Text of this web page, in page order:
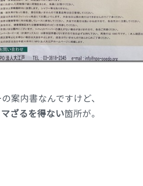
案内書なんですけど、
ざるを得ない箇所が。